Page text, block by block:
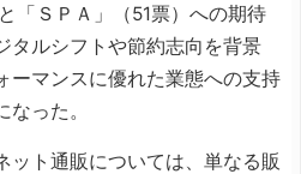
「ＳＰＡ」（51票）への期待
タルシフトや節約志向を背景
ーマンスに優れた業態への支持
った。
ト通販については、単なる販